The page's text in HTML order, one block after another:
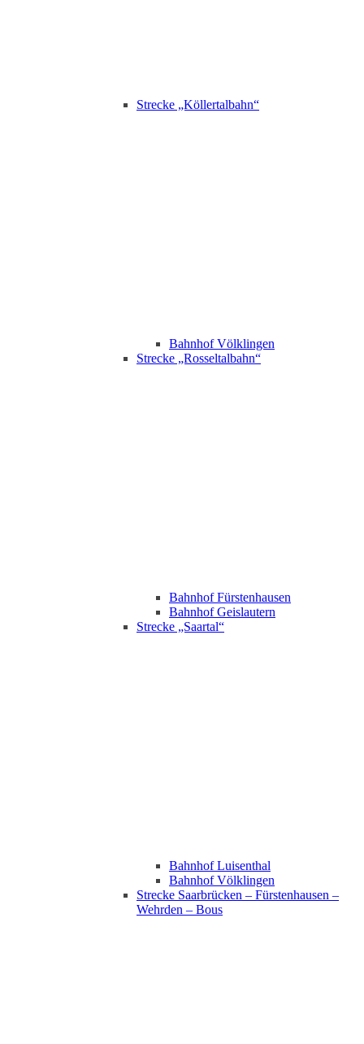
Strecke „Köllertalbahn“
Bahnhof Völklingen
Strecke „Rosseltalbahn“
Bahnhof Fürstenhausen
Bahnhof Geislautern
Strecke „Saartal“
Bahnhof Luisenthal
Bahnhof Völklingen
Strecke Saarbrücken – Fürstenhausen –
Wehrden – Bous